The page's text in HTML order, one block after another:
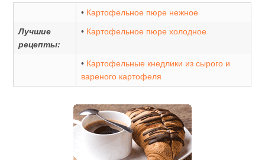
• Картофельное пюре нежное
Лучшие
рецепты:
• Картофельное пюре холодное
• Картофельные кнедлики из сырого и
вареного картофеля